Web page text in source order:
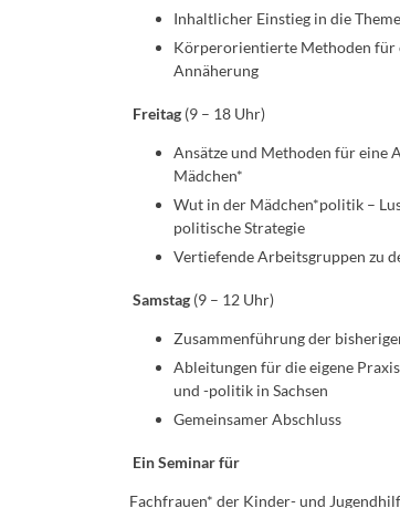
Inhaltlicher Einstieg in die
Körperorientierte Methoden für
Annäherung
Freitag (9 – 18 Uhr)
Ansätze und Methoden für eine
Mädchen*
Wut in der Mädchen*politik –
politische Strategie
Vertiefende Arbeitsgruppen zu
Samstag (9 – 12 Uhr)
Zusammenführung der
Ableitungen für die eigene
und -politik in Sachsen
Gemeinsamer Abschluss
Ein Seminar für
Fachfrauen* der Kinder- und